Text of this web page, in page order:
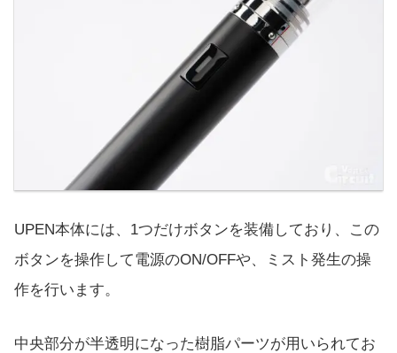
UPEN本体には、1つだけボタンを装備しており、この
ボタンを操作して電源のON/OFFや、ミスト発生の操
作を行います。
中央部分が半透明になった樹脂パーツが用いられてお